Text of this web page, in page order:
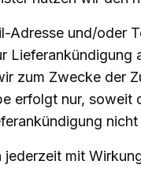
Adresse und/oder
Lieferankündigung
zum Zwecke der
erfolgt nur, soweit
nicht
jederzeit mit